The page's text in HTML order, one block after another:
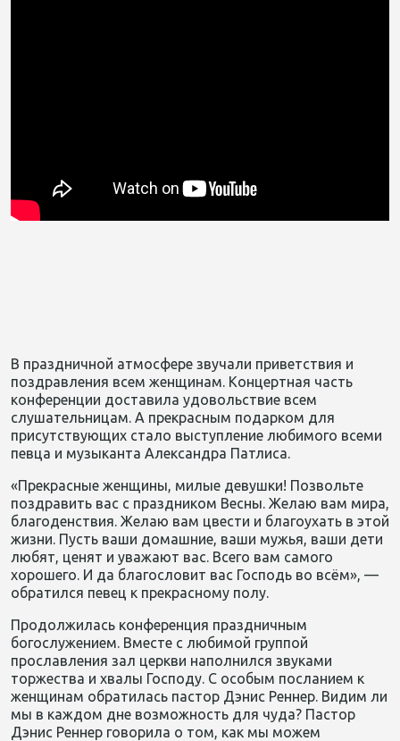
В праздничной атмосфере звучали приветствия и
поздравления всем женщинам. Концертная часть
конференции доставила удовольствие всем
слушательницам. А прекрасным подарком для
присутствующих стало выступление любимого всеми
певца и музыканта Александра Патлиса.
«Прекрасные женщины, милые девушки! Позвольте
поздравить вас с праздником Весны. Желаю вам мира,
благоденствия. Желаю вам цвести и благоухать в этой
жизни. Пусть ваши домашние, ваши мужья, ваши дети
любят, ценят и уважают вас. Всего вам самого
хорошего. И да благословит вас Господь во всём», —
обратился певец к прекрасному полу.
Продолжилась конференция праздничным
богослужением. Вместе с любимой группой
прославления зал церкви наполнился звуками
торжества и хвалы Господу. С особым посланием к
женщинам обратилась пастор Дэнис Реннер. Видим ли
мы в каждом дне возможность для чуда? Пастор
Дэнис Реннер говорила о том, как мы можем